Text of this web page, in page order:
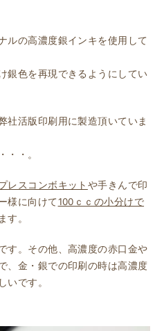
ルの高濃度銀インキを使用して
銀色を再現できるようにしてい
社活版印刷用に製造頂いていま
・・。
レスコンボキット や手きんで印
様に向けて100ｃｃの小分けで
す。
す。その他、高濃度の赤口金や
、金・銀での印刷の時は高濃度
いです。